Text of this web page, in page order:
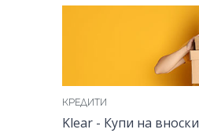
КРЕДИТИ
Klear - Купи на вноски